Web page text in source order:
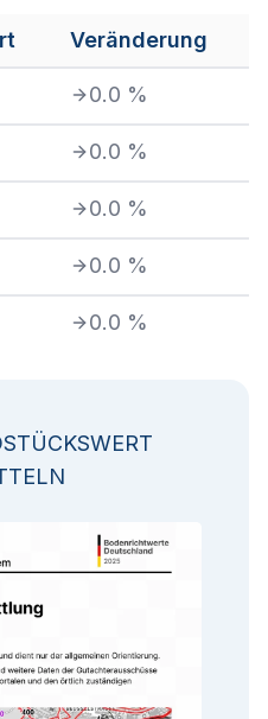
Veränderung
0.0 %
0.0 %
0.0 %
0.0 %
0.0 %